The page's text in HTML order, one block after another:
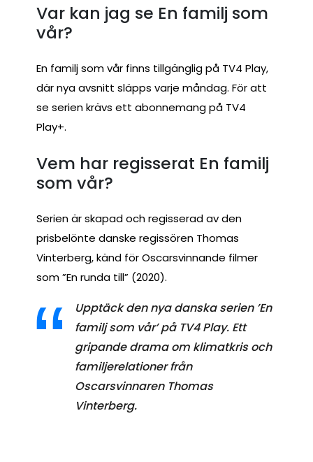
Var kan jag se En familj som
vår?
En familj som vår finns tillgänglig på TV4 Play,
där nya avsnitt släpps varje måndag. För att
se serien krävs ett abonnemang på TV4
Play+.
Vem har regisserat En familj
som vår?
Serien är skapad och regisserad av den
prisbelönte danske regissören Thomas
Vinterberg, känd för Oscarsvinnande filmer
som ”En runda till” (2020).
Upptäck den nya danska serien ’En
familj som vår’ på TV4 Play. Ett
gripande drama om klimatkris och
familjerelationer från
Oscarsvinnaren Thomas
Vinterberg.